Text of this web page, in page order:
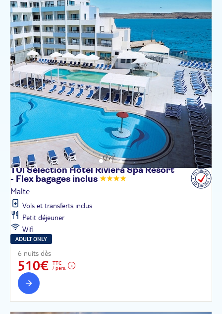
TUI Sélection Hôtel Riviera Spa Resort
- Flex bagages inclus
Malte
Vols et transferts inclus
Petit déjeuner
Wifi
ADULT ONLY
6 nuits dès
510€
TTC
/ pers.